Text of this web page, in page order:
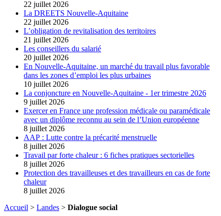
22 juillet 2026
La DREETS Nouvelle-Aquitaine
22 juillet 2026
L’obligation de revitalisation des territoires
21 juillet 2026
Les conseillers du salarié
20 juillet 2026
En Nouvelle-Aquitaine, un marché du travail plus favorable
dans les zones d’emploi les plus urbaines
10 juillet 2026
La conjoncture en Nouvelle-Aquitaine - 1er trimestre 2026
9 juillet 2026
Exercer en France une profession médicale ou paramédicale
avec un diplôme reconnu au sein de l’Union européenne
8 juillet 2026
AAP : Lutte contre la précarité menstruelle
8 juillet 2026
Travail par forte chaleur : 6 fiches pratiques sectorielles
8 juillet 2026
Protection des travailleuses et des travailleurs en cas de forte
chaleur
8 juillet 2026
Accueil > Landes > Dialogue social